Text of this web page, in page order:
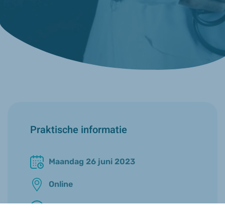
Praktische informatie
Maandag 26 juni 2023
Online